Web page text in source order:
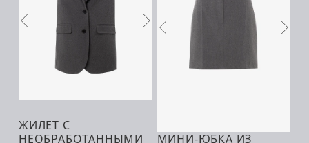
В КОРЗИНУ
ЖИЛЕТ С
НЕОБРАБОТАННЫМИ
МИНИ-ЮБКА ИЗ